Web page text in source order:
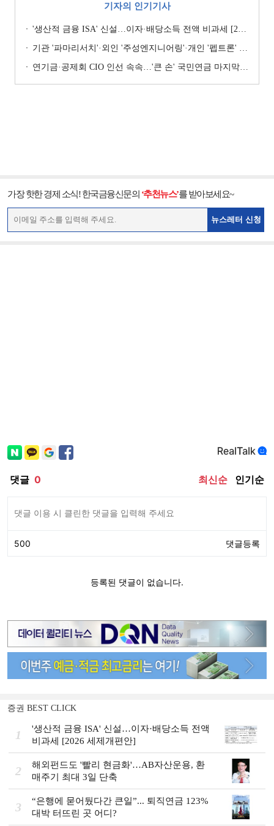
기자의 인기기사
'생산적 금융 ISA' 신설…이자·배당소득 전액 비과세 [2026 세제개편안]
기관 '파마리서치'·외인 '주성엔지니어링'·개인 '펩트론' 1위 [주간 코스닥 순매수- 2026년 7월27일~7월31일]
연기금·공제회 CIO 인선 속속…'큰 손' 국민연금 마지막 타자
가장 핫한 경제 소식! 한국금융신문의 ‘추천뉴스’를 받아보세요~
뉴스레터 신청
증권 BEST CLICK
1
'생산적 금융 ISA' 신설…이자·배당소득 전액
비과세 [2026 세제개편안]
2
해외펀드도 '빨리 현금화'…AB자산운용, 환
매주기 최대 3일 단축
3
“은행에 묻어뒀다간 큰일”... 퇴직연금 123%
대박 터뜨린 곳 어디?